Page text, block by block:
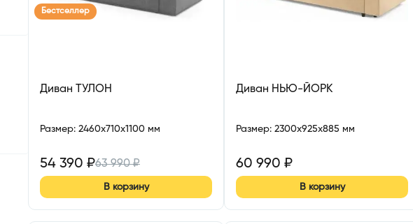
Бестселлер
Диван ТУЛОН
Размер: 2460x710x1100 мм
54 390 ₽63 990₽
В корзину
Диван НЬЮ-ЙОРК
Размер: 2300x925x885 мм
60 990 ₽
В корзину